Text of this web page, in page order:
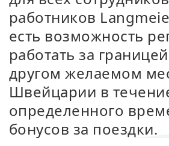
работников
есть возможность
работать за
другом желаемом
Швейцарии в
определенного
бонусов за поездки.